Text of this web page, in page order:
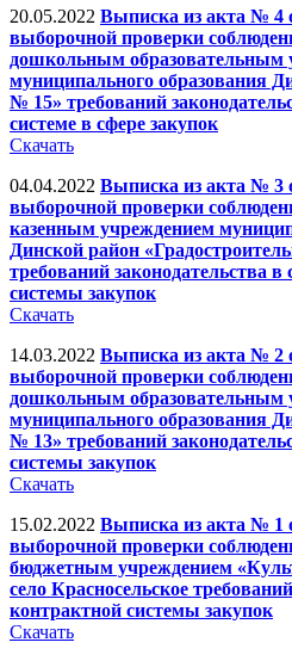
20.05.2022 Выписка из акта № 4
выборочной проверки
дошкольным образовательным
муниципального образования
№ 15» требований
системе в сфере закупок
Скачать
04.04.2022 Выписка из акта № 3
выборочной проверки
казенным учреждением
Динской район
требований законодательства
системы закупок
Скачать
14.03.2022 Выписка из акта № 2
выборочной проверки
дошкольным образовательным
муниципального образования
№ 13» требований
системы закупок
Скачать
15.02.2022 Выписка из акта № 1
выборочной проверки
бюджетным учреждением
село Красносельское
контрактной системы закупок
Скачать